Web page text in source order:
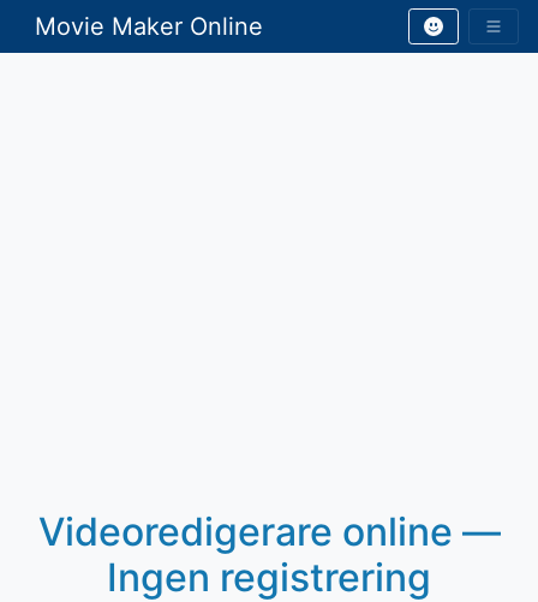
Movie Maker Online
Videoredigerare online —
Ingen registrering